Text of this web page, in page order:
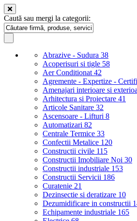
Caută sau mergi la categorii:
Abrazive - Sudura 38
Acoperisuri si tigle 58
Aer Conditionat 42
Agremente - Expertize -
Amenajari interioare si
Arhitectura si Proiectare 41
Articole Sanitare 32
Ascensoare - Lifturi 8
Automatizari 82
Centrale Termice 33
Confectii Metalice 120
Constructii civile 115
Constructii Imobiliare Noi 30
Constructii industriale 153
Constructii Servicii 186
Curatenie 21
Dezinsectie si deratizare 10
Dezumidificare in constructii
Echipamente industriale 165